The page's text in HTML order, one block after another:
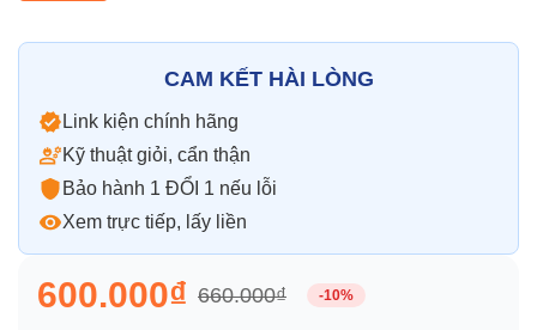
CAM KẾT HÀI LÒNG
Link kiện chính hãng
Kỹ thuật giỏi, cẩn thận
Bảo hành 1 ĐỔI 1 nếu lỗi
Xem trực tiếp, lấy liền
600.000₫ 660.000₫ -10%